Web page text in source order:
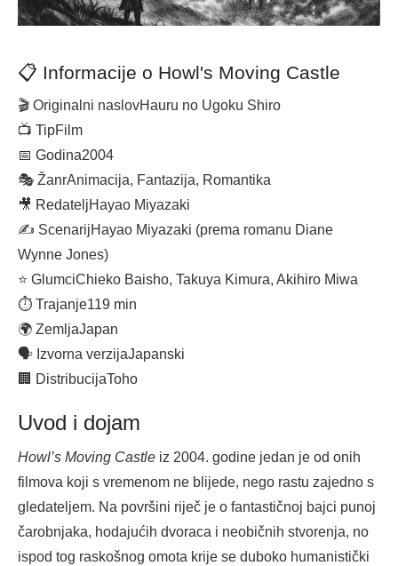
📋 Informacije o Howl's Moving Castle
🎬 Originalni naslovHauru no Ugoku Shiro
📺 TipFilm
📅 Godina2004
🎭 ŽanrAnimacija, Fantazija, Romantika
🎥 RedateljHayao Miyazaki
✍️ ScenarijHayao Miyazaki (prema romanu Diane
Wynne Jones)
⭐ GlumciChieko Baisho, Takuya Kimura, Akihiro Miwa
⏱ Trajanje119 min
🌍 ZemljaJapan
🗣 Izvorna verzijaJapanski
🏢 DistribucijaToho
Uvod i dojam
Howl’s Moving Castle iz 2004. godine jedan je od onih
filmova koji s vremenom ne blijede, nego rastu zajedno s
gledateljem. Na površini riječ je o fantastičnoj bajci punoj
čarobnjaka, hodajućih dvoraca i neobičnih stvorenja, no
ispod tog raskošnog omota krije se duboko humanistički